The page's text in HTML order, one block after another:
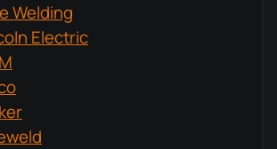
Welding
Electric